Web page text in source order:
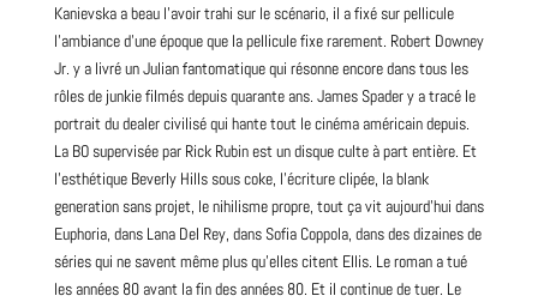
Kanievska a beau l’avoir trahi sur le scénario, il a fixé sur pellicule
l’ambiance d’une époque que la pellicule fixe rarement. Robert Downey
Jr. y a livré un Julian fantomatique qui résonne encore dans tous les
rôles de junkie filmés depuis quarante ans. James Spader y a tracé le
portrait du dealer civilisé qui hante tout le cinéma américain depuis.
La BO supervisée par Rick Rubin est un disque culte à part entière. Et
l’esthétique Beverly Hills sous coke, l’écriture clipée, la blank
generation sans projet, le nihilisme propre, tout ça vit aujourd’hui dans
Euphoria, dans Lana Del Rey, dans Sofia Coppola, dans des dizaines de
séries qui ne savent même plus qu’elles citent Ellis. Le roman a tué
les années 80 avant la fin des années 80. Et il continue de tuer. Le